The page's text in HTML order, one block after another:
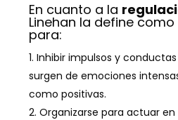
En cuanto a la
Linehan la define
para:
Inhibir impulsos y
surgen de emociones
como positivas.
Organizarse para actuar